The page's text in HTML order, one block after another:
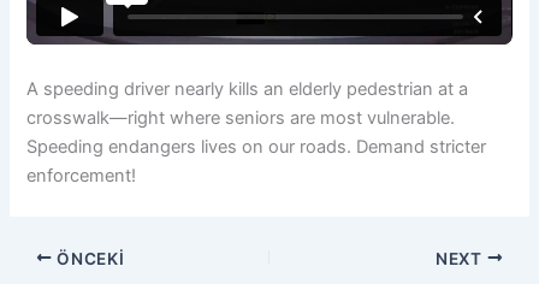
A speeding driver nearly kills an elderly pedestrian at a
crosswalk—right where seniors are most vulnerable.
Speeding endangers lives on our roads. Demand stricter
enforcement!
ÖNCEKI NEXT